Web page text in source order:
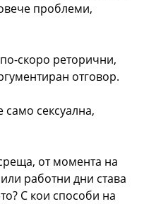
проблеми,
скоро реторични,
отговор.
сексуална,
от момента на
работни дни става
С кои способи на